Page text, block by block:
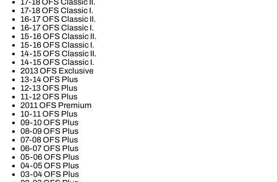
17-18 OFS Classic II.
17-18 OFS Classic I.
16-17 OFS Classic II.
16-17 OFS Classic I.
15-16 OFS Classic II.
15-16 OFS Classic I.
14-15 OFS Classic II.
14-15 OFS Classic I.
2013 OFS Exclusive
13-14 OFS Plus
12-13 OFS Plus
11-12 OFS Plus
2011 OFS Premium
10-11 OFS Plus
09-10 OFS Plus
08-09 OFS Plus
07-08 OFS Plus
06-07 OFS Plus
05-06 OFS Plus
04-05 OFS Plus
03-04 OFS Plus